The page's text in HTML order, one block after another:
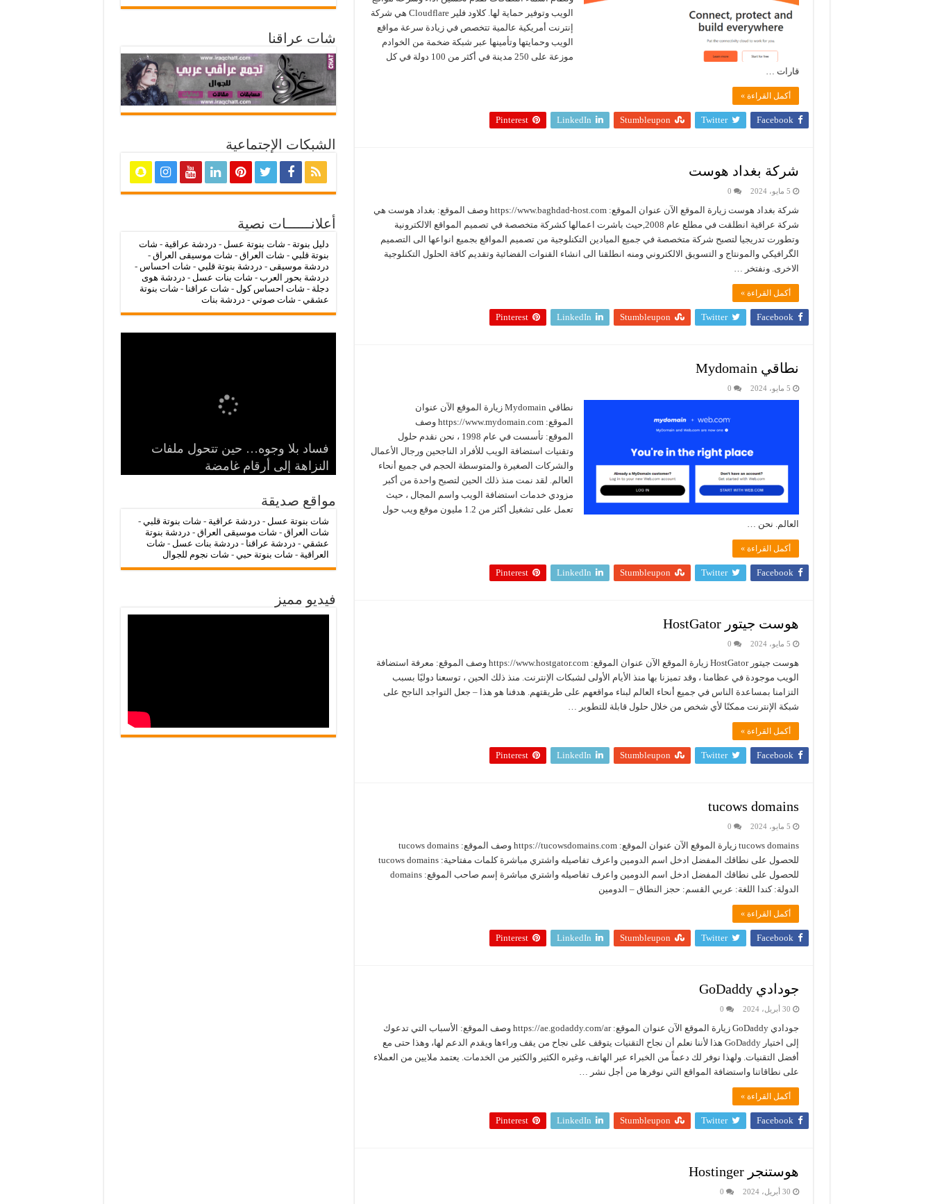
الويب وتوفير حماية لها. كلاود فلير Cloudflare هي شركة
إنترنت أمريكية عالمية تتخصص في زيادة سرعة مواقع
الويب وحمايتها وتأمينها عبر شبكة ضخمة من الخوادم
موزعة على 250 مدينة في أكثر من 100 دولة في كل
قارات …
أكمل القراءة »
Facebook
Twitter
Stumbleupon
LinkedIn
Pinterest
شركة بغداد هوست
5 مايو، 2024 0
شركة بغداد هوست زيارة الموقع الآن عنوان الموقع: https://www.baghdad-host.com وصف الموقع: بغداد هوست هي
شركة عراقية انطلقت في مطلع عام 2008,حيث باشرت اعمالها كشركة متخصصة في تصميم المواقع الالكترونية
وتطورت تدريجيا لتصبح شركة متخصصة في جميع الميادين التكنلوجية من تصميم المواقع بجميع انواعها الى التصميم
الگرافيكي والمونتاج و التسويق الالكتروني ومنه انطلقنا الى انشاء القنوات الفضائية وتقديم كافة الحلول التكنلوجية
الاخرى. ونفتخر …
أكمل القراءة »
Facebook
Twitter
Stumbleupon
LinkedIn
Pinterest
نطاقي Mydomain
5 مايو، 2024 0
نطاقي Mydomain زيارة الموقع الآن عنوان
الموقع: https://www.mydomain.com وصف
الموقع: تأسست في عام 1998 ، نحن نقدم حلول
وتقنيات استضافة الويب للأفراد الناجحين ورجال الأعمال
والشركات الصغيرة والمتوسطة الحجم في جميع أنحاء
العالم. لقد نمت منذ ذلك الحين لتصبح واحدة من أكبر
مزودي خدمات استضافة الويب واسم المجال ، حيث
تعمل على تشغيل أكثر من 1.2 مليون موقع ويب حول
العالم. نحن …
أكمل القراءة »
Facebook
Twitter
Stumbleupon
LinkedIn
Pinterest
هوست جيتور HostGator
5 مايو، 2024 0
هوست جيتور HostGator زيارة الموقع الآن عنوان الموقع: https://www.hostgator.com وصف الموقع: معرفة استضافة
الويب موجودة في عظامنا ، وقد تميزنا بها منذ الأيام الأولى لشبكات الإنترنت. منذ ذلك الحين ، توسعنا دوليًا بسبب
التزامنا بمساعدة الناس في جميع أنحاء العالم لبناء مواقعهم على طريقتهم. هدفنا هو هذا – جعل التواجد الناجح على
شبكة الإنترنت ممكنًا لأي شخص من خلال حلول قابلة للتطوير …
أكمل القراءة »
Facebook
Twitter
Stumbleupon
LinkedIn
Pinterest
tucows domains
5 مايو، 2024 0
tucows domains زيارة الموقع الآن عنوان الموقع: https://tucowsdomains.com وصف الموقع: tucows domains
للحصول على نطاقك المفضل ادخل اسم الدومين واعرف تفاصيله واشتري مباشرة كلمات مفتاحية: tucows domains
للحصول على نطاقك المفضل ادخل اسم الدومين واعرف تفاصيله واشتري مباشرة إسم صاحب الموقع: domains
الدولة: كندا اللغة: عربي القسم: حجز النطاق – الدومين
أكمل القراءة »
Facebook
Twitter
Stumbleupon
LinkedIn
Pinterest
جودادي GoDaddy
30 أبريل، 2024 0
جودادي GoDaddy زيارة الموقع الآن عنوان الموقع: https://ae.godaddy.com/ar وصف الموقع: الأسباب التي تدعوك
إلى اختيار GoDaddy هذا لأننا نعلم أن نجاح التقنيات يتوقف على نجاح من يقف وراءها ويقدم الدعم لها، وهذا حتى مع
أفضل التقنيات. ولهذا نوفر لك دعماً من الخبراء عبر الهاتف، وغيره الكثير والكثير من الخدمات. يعتمد ملايين من العملاء
على نطاقاتنا واستضافة المواقع التي نوفرها من أجل نشر …
أكمل القراءة »
Facebook
Twitter
Stumbleupon
LinkedIn
Pinterest
هوستنجر Hostinger
30 أبريل، 2024 0
شات عراقنا
الشبكات الإجتماعية
أعلانــــــات نصية
دليل بنوتة - شات بنوتة عسل - دردشة عراقية - شات
بنوتة قلبي - شات العراق- شات موسيقى العراق -
دردشة موسيقى - دردشة بنوتة قلبي - شات احساس -
دردشة بحور العرب - شات بنات عسل - دردشة هوى
دجلة - شات احساس كول - شات عراقنا - شات بنوتة
عشقي - شات صوتي - دردشة بنات
فساد بلا وجوه… حين تتحول ملفات
النزاهة إلى أرقام غامضة
بين الرمز السياسي وخطر التنازل عن
هيبة الدولة
🔥 شات عراقنا 🔥
💖 شات بنوتة عسل 💖
‌‌‌LC Waikiki: عنوان التسوق عبر
الإنترنت لشراء الملابس الأنيقة
مواقع صديقة
شات بنوتة عسل - دردشة عراقية - شات بنوتة قلبي -
شات العراق- شات موسيقى العراق - دردشة بنوتة
عشقي - دردشة عراقنا - دردشة بنات عسل - شات
العراقية - شات بنوتة حبي - شات نجوم للجوال
فيديو مميز